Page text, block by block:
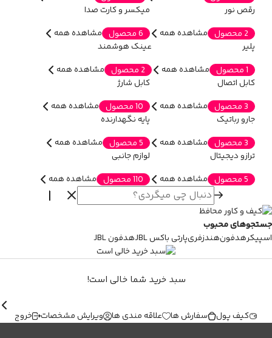
رقص نور
2 محصول
مشاهده همه
میکسر و کارت صدا
6 محصول
مشاهده همه
پلیر
1 محصول
مشاهده همه
عینک هوشمند
2 محصول
مشاهده همه
کابل اتصال
3 محصول
مشاهده همه
کابل شارژ
10 محصول
مشاهده همه
جارو رباتیک
3 محصول
مشاهده همه
پایه نگهدارنده
5 محصول
مشاهده همه
ترازو دیجیتال
5 محصول
مشاهده همه
لوازم جانبی
110 محصول
مشاهده همه
جستجوهای محبوب
اسپیکرهدفونهندزفریپارتی باکس JBL هدفون JBL
سبد خرید شما خالی است!
کیف پول سفارش ها علاقه مندی ها ویرایش مشخصات خروج